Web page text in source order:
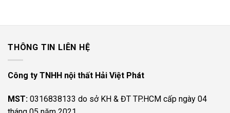
THÔNG TIN LIÊN HỆ
Công ty TNHH nội thất Hải Việt Phát
MST: 0316838133 do sở KH & ĐT TP.HCM cấp ngày 04